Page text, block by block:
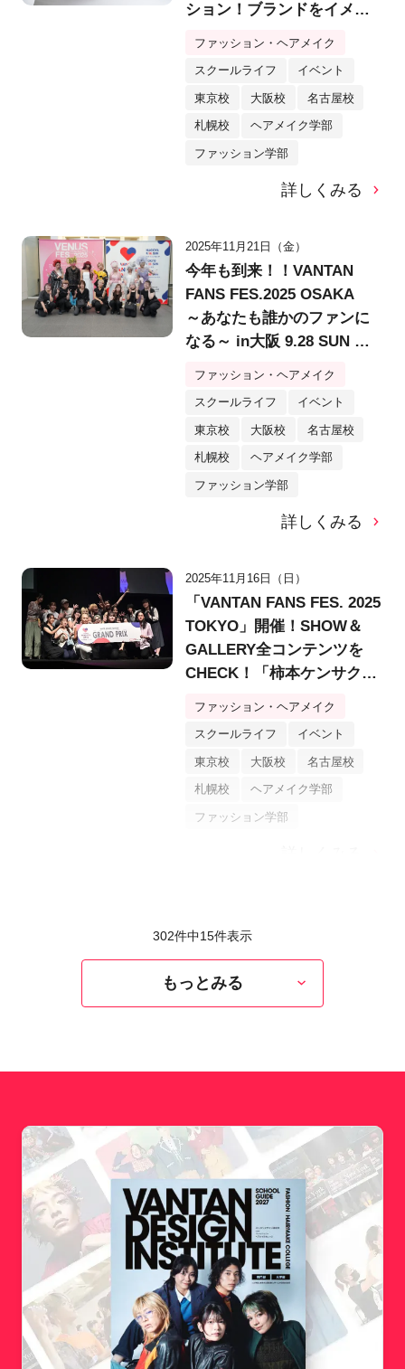
ション！ブランドをイメー
ファッション・ヘアメイク
スクールライフ イベント
東京校 大阪校 名古屋校
札幌校 ヘアメイク学部
ファッション学部
詳しくみる
2025年11月21日（金）
今年も到来！！VANTAN
FANS FES.2025 OSAKA
～あなたも誰かのファンに
なる～ in大阪 9.28 SUN @
ファッション・ヘアメイク
スクールライフ イベント
東京校 大阪校 名古屋校
札幌校 ヘアメイク学部
ファッション学部
詳しくみる
2025年11月16日（日）
「VANTAN FANS FES. 2025
TOKYO」開催！SHOW＆
GALLERY全コンテンツを
CHECK！「柿本ケンサク
ファッション・ヘアメイク
スクールライフ イベント
東京校 大阪校 名古屋校
札幌校 ヘアメイク学部
ファッション学部
302件中15件表示
もっとみる